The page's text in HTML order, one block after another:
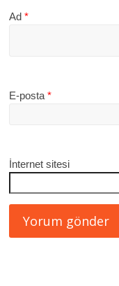
Ad*
E-posta*
İnternet sitesi